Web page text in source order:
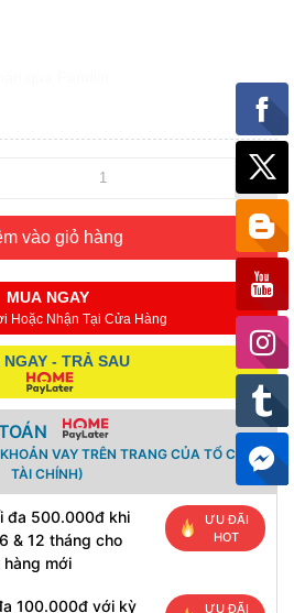
vào giỏ hàng
MUA NGAY
Hoặc Nhận Tại Cửa Hàng
NGAY - TRẢ SAU
VAY TRÊN TRANG CỦA TỔ CHỨC
TÀI CHÍNH)
đa 500.000đ khi
& 12 tháng cho
hàng mới
ƯU ĐÃI
HOT
100.000đ với kỳ
ƯU ĐÃI